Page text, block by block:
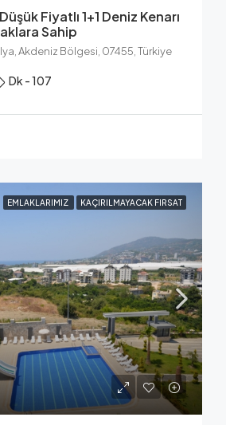
Fiyatlı 1+1 Deniz Kenarı
Sahip
Akdeniz Bölgesi, 07455, Türkiye
Dk - 107
EMLAKLARIMIZ KAÇIRILMAYACAK FIRSAT